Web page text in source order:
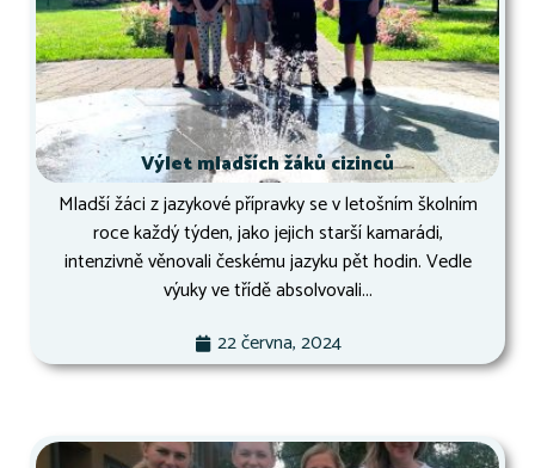
Výlet mladších žáků cizinců
Mladší žáci z jazykové přípravky se v letošním školním
roce každý týden, jako jejich starší kamarádi,
intenzivně věnovali českému jazyku pět hodin. Vedle
výuky ve třídě absolvovali...
22 června, 2024